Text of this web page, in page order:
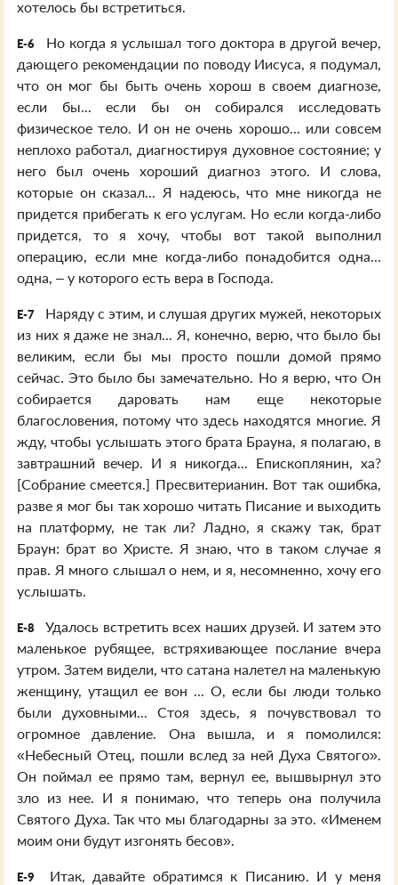
хотелось бы встретиться.
E-6
Но когда я услышал того доктора в другой вечер,
дающего рекомендации по поводу Иисуса, я подумал,
что он мог бы быть очень хорош в своем диагнозе,
если бы... если бы он собирался исследовать
физическое тело. И он не очень хорошо... или совсем
неплохо работал, диагностируя духовное состояние; у
него был очень хороший диагноз этого. И слова,
которые он сказал... Я надеюсь, что мне никогда не
придется прибегать к его услугам. Но если когда-либо
придется, то я хочу, чтобы вот такой выполнил
операцию, если мне когда-либо понадобится одна...
одна, – у которого есть вера в Господа.
E-7
Наряду с этим, и слушая других мужей, некоторых
из них я даже не знал... Я, конечно, верю, что было бы
великим, если бы мы просто пошли домой прямо
сейчас. Это было бы замечательно. Но я верю, что Он
собирается даровать нам еще некоторые
благословения, потому что здесь находятся многие. Я
жду, чтобы услышать этого брата Брауна, я полагаю, в
завтрашний вечер. И я никогда... Епископлянин, ха?
[Собрание смеется.] Пресвитерианин. Вот так ошибка,
разве я мог бы так хорошо читать Писание и выходить
на платформу, не так ли? Ладно, я скажу так, брат
Браун: брат во Христе. Я знаю, что в таком случае я
прав. Я много слышал о нем, и я, несомненно, хочу его
услышать.
E-8
Удалось встретить всех наших друзей. И затем это
маленькое рубящее, встряхивающее послание вчера
утром. Затем видели, что сатана налетел на маленькую
женщину, утащил ее вон ... О, если бы люди только
были духовными... Стоя здесь, я почувствовал то
огромное давление. Она вышла, и я помолился:
«Небесный Отец, пошли вслед за ней Духа Святого».
Он поймал ее прямо там, вернул ее, вышвырнул это
зло из нее. И я понимаю, что теперь она получила
Святого Духа. Так что мы благодарны за это. «Именем
моим они будут изгонять бесов».
E-9 Итак, давайте обратимся к Писанию. И у меня